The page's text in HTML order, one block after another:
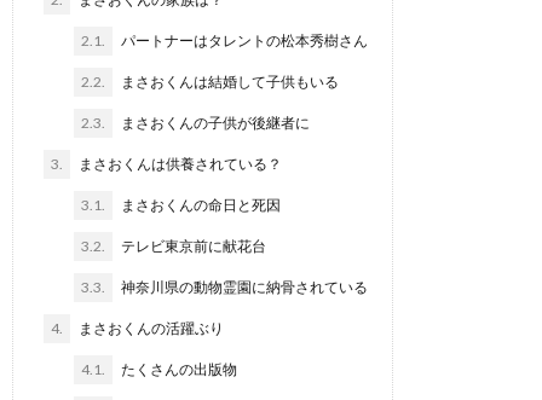
2.1. パートナーはタレントの松本秀樹さん
2.2. まさおくんは結婚して子供もいる
2.3. まさおくんの子供が後継者に
3. まさおくんは供養されている？
3.1. まさおくんの命日と死因
3.2. テレビ東京前に献花台
3.3. 神奈川県の動物霊園に納骨されている
4. まさおくんの活躍ぶり
4.1. たくさんの出版物